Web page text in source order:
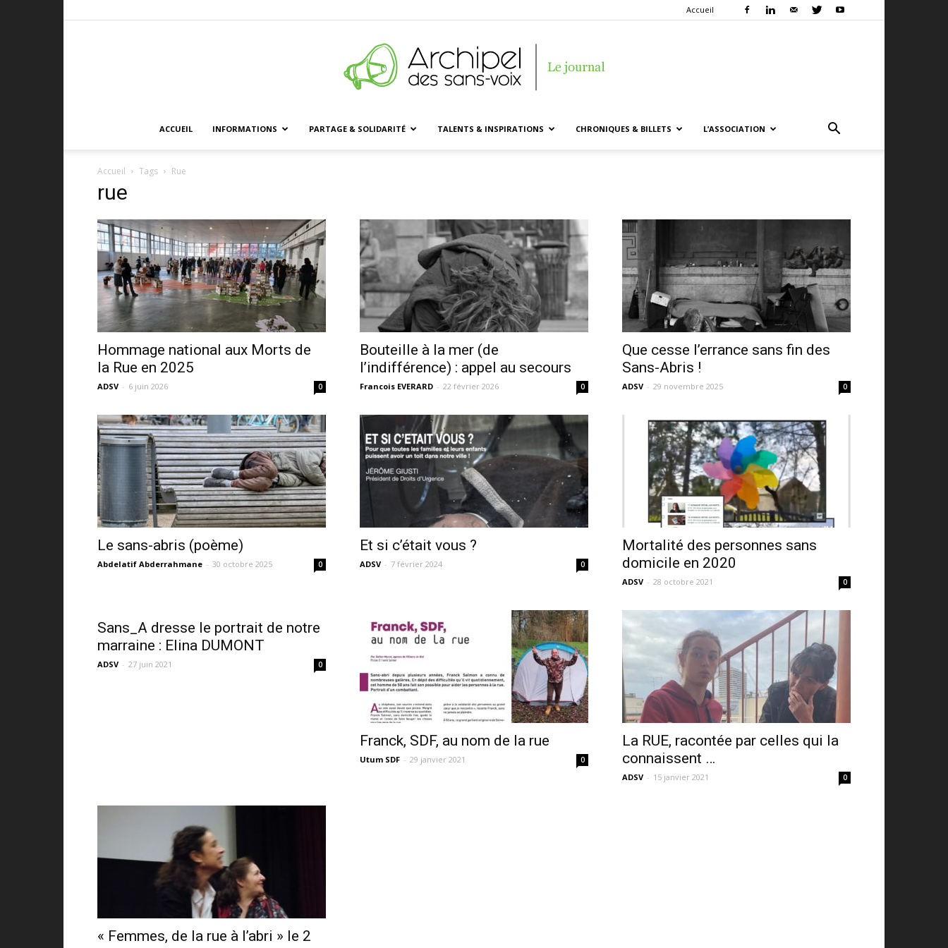
Accueil
des
sans-
ACCUEIL INFORMATIONS PARTAGE & SOLIDARITÉ TALENTS & INSPIRATIONS CHRONIQUES & BILLETS L’ASSOCIATION
Accueil Tags Rue
rue
Hommage national aux Morts de
la Rue en 2025
ADSV - 6 juin 2026 0
Bouteille à la mer (de
l’indifférence) : appel au secours
Francois EVERARD - 22 février 2026 0
Que cesse l’errance sans fin des
Sans-Abris !
ADSV - 29 novembre 2025 0
Le sans-abris (poème)
Abdelatif Abderrahmane - 30 octobre 2025 0
Et si c’était vous ?
ADSV - 7 février 2024 0
Mortalité des personnes sans
domicile en 2020
ADSV - 28 octobre 2021 0
Sans_A dresse le portrait de notre
marraine : Elina DUMONT
ADSV - 27 juin 2021 0
Franck, SDF, au nom de la rue
Utum SDF - 29 janvier 2021 0
La RUE, racontée par celles qui la
connaissent …
ADSV - 15 janvier 2021 0
« Femmes, de la rue à l’abri » le 2